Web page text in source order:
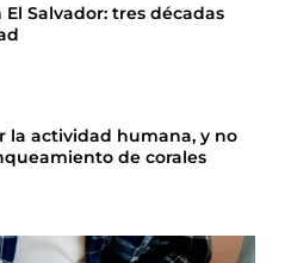
Salvador: tres décadas
la actividad humana, y no
de corales